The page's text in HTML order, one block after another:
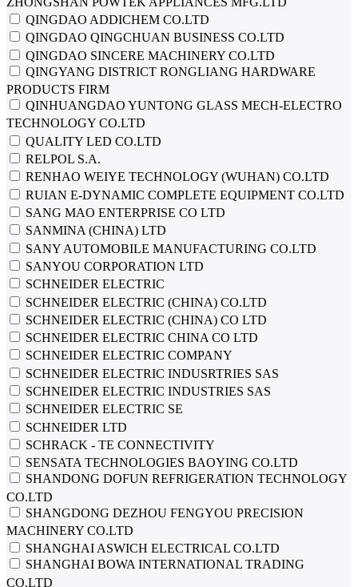
QINGDAO ADDICHEM CO.LTD
QINGDAO QINGCHUAN BUSINESS CO.LTD
QINGDAO SINCERE MACHINERY CO.LTD
QINGYANG DISTRICT RONGLIANG HARDWARE
PRODUCTS FIRM
QINHUANGDAO YUNTONG GLASS MECH-ELECTRO
TECHNOLOGY CO.LTD
QUALITY LED CO.LTD
RELPOL S.A.
RENHAO WEIYE TECHNOLOGY (WUHAN) CO.LTD
RUIAN E-DYNAMIC COMPLETE EQUIPMENT CO.LTD
SANG MAO ENTERPRISE CO LTD
SANMINA (CHINA) LTD
SANY AUTOMOBILE MANUFACTURING CO.LTD
SANYOU CORPORATION LTD
SCHNEIDER ELECTRIC
SCHNEIDER ELECTRIC (CHINA) CO.LTD
SCHNEIDER ELECTRIC (CHINA) CO LTD
SCHNEIDER ELECTRIC CHINA CO LTD
SCHNEIDER ELECTRIC COMPANY
SCHNEIDER ELECTRIC INDUSRTRIES SAS
SCHNEIDER ELECTRIC INDUSTRIES SAS
SCHNEIDER ELECTRIC SE
SCHNEIDER LTD
SCHRACK - TE CONNECTIVITY
SENSATA TECHNOLOGIES BAOYING CO.LTD
SHANDONG DOFUN REFRIGERATION TECHNOLOGY
CO.LTD
SHANGDONG DEZHOU FENGYOU PRECISION
MACHINERY CO.LTD
SHANGHAI ASWICH ELECTRICAL CO.LTD
SHANGHAI BOWA INTERNATIONAL TRADING
CO.LTD